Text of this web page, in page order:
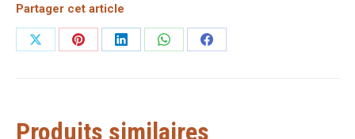
Partager cet article
PartagerPartagerPartagerPartagerPartager
Produits similaires